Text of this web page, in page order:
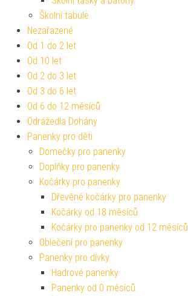
Školní tabule
Nezařazené
Od 1 do 2 let
Od 10 let
Od 2 do 3 let
Od 3 do 6 let
Od 6 do 12 měsíců
Odrážedla Dohány
Panenky pro děti
Domečky pro panenky
Doplňky pro panenky
Kočárky pro panenky
Dřevěné kočárky pro panenky
Kočárky od 18 měsíců
Kočárky pro panenky od 12 měsíců
Oblečení pro panenky
Panenky pro dívky
Hadrové panenky
Panenky od 0 měsíců